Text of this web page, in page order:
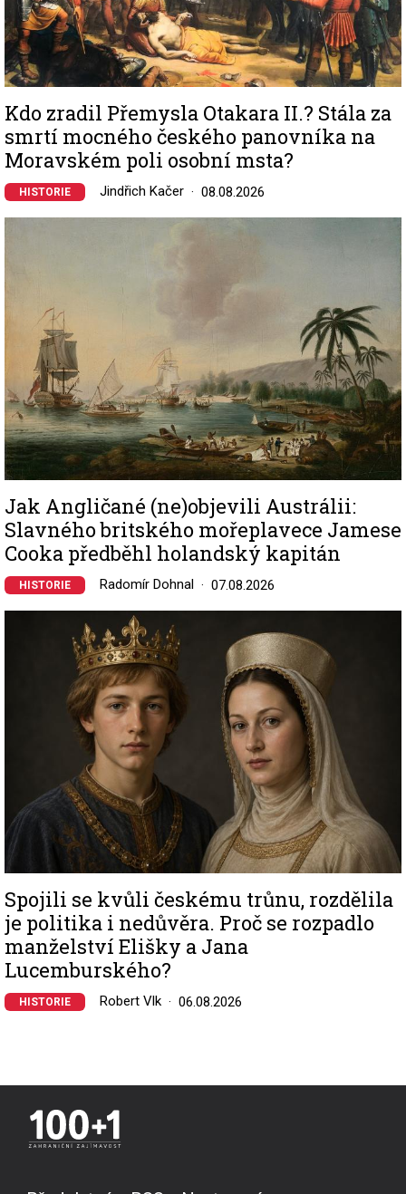
Kdo zradil Přemysla Otakara II.? Stála za
smrtí mocného českého panovníka na
Moravském poli osobní msta?
HISTORIE Jindřich Kačer 08.08.2026
Jak Angličané (ne)objevili Austrálii:
Slavného britského mořeplavece Jamese
Cooka předběhl holandský kapitán
HISTORIE Radomír Dohnal 07.08.2026
Spojili se kvůli českému trůnu, rozdělila
je politika i nedůvěra. Proč se rozpadlo
manželství Elišky a Jana
Lucemburského?
HISTORIE Robert Vlk 06.08.2026